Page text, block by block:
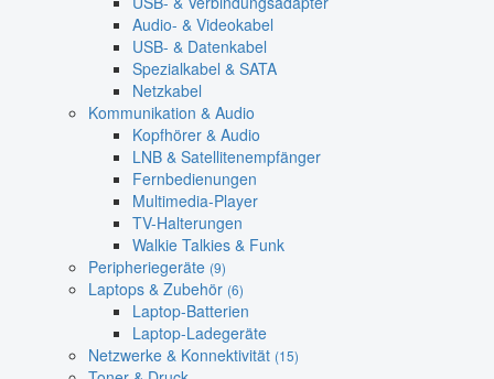
Audio- & Videokabel
USB- & Datenkabel
Spezialkabel & SATA
Netzkabel
Kommunikation & Audio
Kopfhörer & Audio
LNB & Satellitenempfänger
Fernbedienungen
Multimedia-Player
TV-Halterungen
Walkie Talkies & Funk
Peripheriegeräte (9)
Laptops & Zubehör (6)
Laptop-Batterien
Laptop-Ladegeräte
Netzwerke & Konnektivität (15)